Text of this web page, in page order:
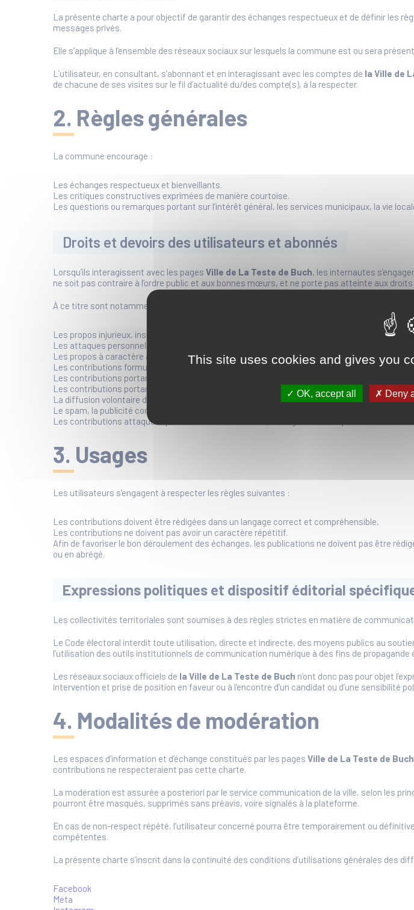
La présente charte a pour objectif de garantir des échanges respectueux et de définir les
messages privés.
Elle s’applique à l’ensemble des réseaux sociaux sur lesquels la commune est ou sera
L’utilisateur, en consultant, s’abonnant et en interagissant avec les comptes de la Ville de
de chacune de ses visites sur le fil d’actualité du/des compte(s), à la respecter.
2. Règles générales
La commune encourage :
Les échanges respectueux et bienveillants.
Les critiques constructives exprimées de manière courtoise.
Les questions ou remarques portant sur l’intérêt général, les services municipaux, la vie
Droits et devoirs des utilisateurs et abonnés
Lorsqu’ils interagissent avec les pages Ville de La Teste de Buch, les internautes
ne soit pas contraire à l’ordre public et aux bonnes mœurs, et ne porte pas atteinte aux
À ce titre sont notamment interdits, sans que cette liste ne soit exhaustive :
Les propos injurieux, insultants, diffamatoires, obscènes, discriminatoires, à caractère
Les attaques personnelles, menaces ou intimidations.
Les propos à caractère agressif, incitant à la haine ou la violence.
Les contributions formulées de manière injurieuse ou grossière,
Les contributions portant atteinte au droit à l’image et/ou au respect de la vie privée,
Les contributions portant atteinte à la protection des données à caractère personnel,
La diffusion volontaire de fausses informations (fake news).
Le spam, la publicité commerciale, les liens externes sans rapport avec le sujet.
Les contributions attaquant personnellement des élus, des agents municipaux ou tout autre
3. Usages
Les utilisateurs s’engagent à respecter les règles suivantes :
Les contributions doivent être rédigées dans un langage correct et compréhensible,
Les contributions ne doivent pas avoir un caractère répétitif.
Afin de favoriser le bon déroulement des échanges, les publications ne doivent pas être
ou en abrégé.
Expressions politiques et dispositif éditorial
Les collectivités territoriales sont soumises à des règles strictes en matière de
Le Code électoral interdit toute utilisation, directe et indirecte, des moyens publics au
l’utilisation des outils institutionnels de communication numérique à des fins de propagande
Les réseaux sociaux officiels de la Ville de La Teste de Buch n’ont donc pas pour objet
intervention et prise de position en faveur ou à l’encontre d’un candidat ou d’une
4. Modalités de modération
Les espaces d’information et d’échange constitués par les pages Ville de La Teste de Buch
contributions ne respecteraient pas cette charte.
La modération est assurée a posteriori par le service communication de la ville, selon les
pourront être masqués, supprimés sans préavis, voire signalés à la plateforme.
En cas de non-respect répété, l’utilisateur concerné pourra être temporairement ou
compétentes.
La présente charte s’inscrit dans la continuité des conditions d’utilisations générales des
Facebook
Meta
This site uses cookies and gives you
OK, accept all Deny